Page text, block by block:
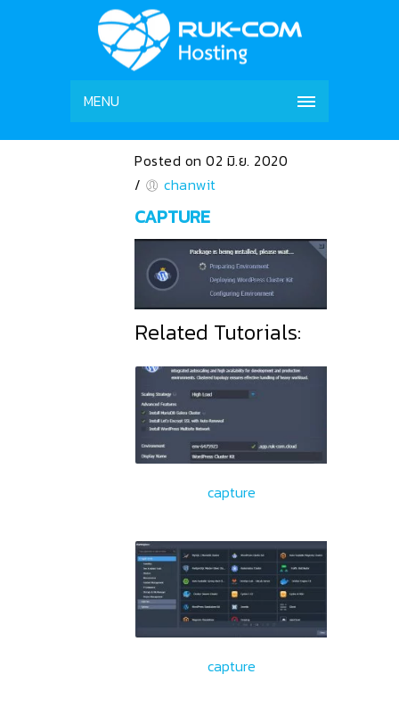
MENU
Posted on 02 มิ.ย. 2020
/
chanwit
CAPTURE
Related Tutorials:
capture
capture